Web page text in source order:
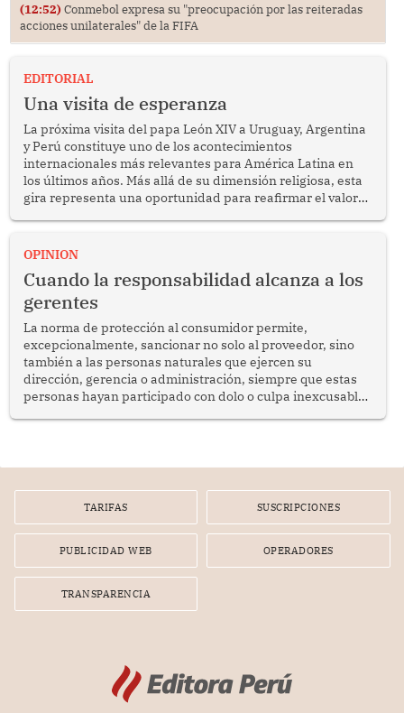
(12:52) Conmebol expresa su "preocupación por las reiteradas
acciones unilaterales" de la FIFA
EDITORIAL
Una visita de esperanza
La próxima visita del papa León XIV a Uruguay, Argentina
y Perú constituye uno de los acontecimientos
internacionales más relevantes para América Latina en
los últimos años. Más allá de su dimensión religiosa, esta
gira representa una oportunidad para reafirmar el valor
enfrenta desafíos en materia de desarrollo, cohesión
OPINION
Cuando la responsabilidad alcanza a los
gerentes
La norma de protección al consumidor permite,
excepcionalmente, sancionar no solo al proveedor, sino
también a las personas naturales que ejercen su
dirección, gerencia o administración, siempre que estas
personas hayan participado con dolo o culpa inexcusable
por la frustrada realización de un meet and greet con
TARIFAS SUSCRIPCIONES
PUBLICIDAD WEB OPERADORES
TRANSPARENCIA